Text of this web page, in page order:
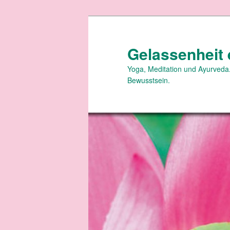
Gelassenheit
Yoga, Meditation und
Bewusstsein.